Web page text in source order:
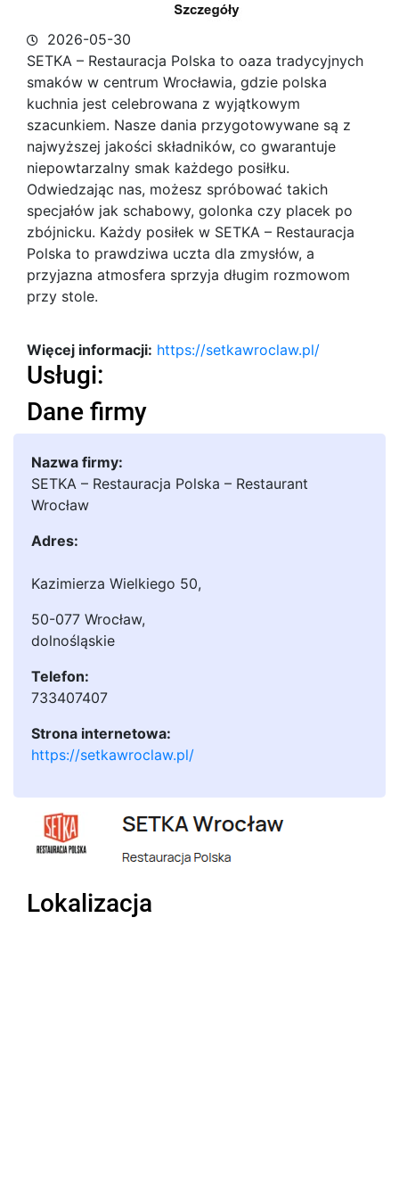
2026-05-30
SETKA – Restauracja Polska to oaza tradycyjnych
smaków w centrum Wrocławia, gdzie polska
kuchnia jest celebrowana z wyjątkowym
szacunkiem. Nasze dania przygotowywane są z
najwyższej jakości składników, co gwarantuje
niepowtarzalny smak każdego posiłku.
Odwiedzając nas, możesz spróbować takich
specjałów jak schabowy, golonka czy placek po
zbójnicku. Każdy posiłek w SETKA – Restauracja
Polska to prawdziwa uczta dla zmysłów, a
przyjazna atmosfera sprzyja długim rozmowom
przy stole.
Więcej informacji: https://setkawroclaw.pl/
Usługi:
Dane firmy
Nazwa firmy:
SETKA – Restauracja Polska – Restaurant
Wrocław
Adres:
Kazimierza Wielkiego 50,
50-077 Wrocław,
dolnośląskie
Telefon:
733407407
Strona internetowa:
https://setkawroclaw.pl/
Lokalizacja